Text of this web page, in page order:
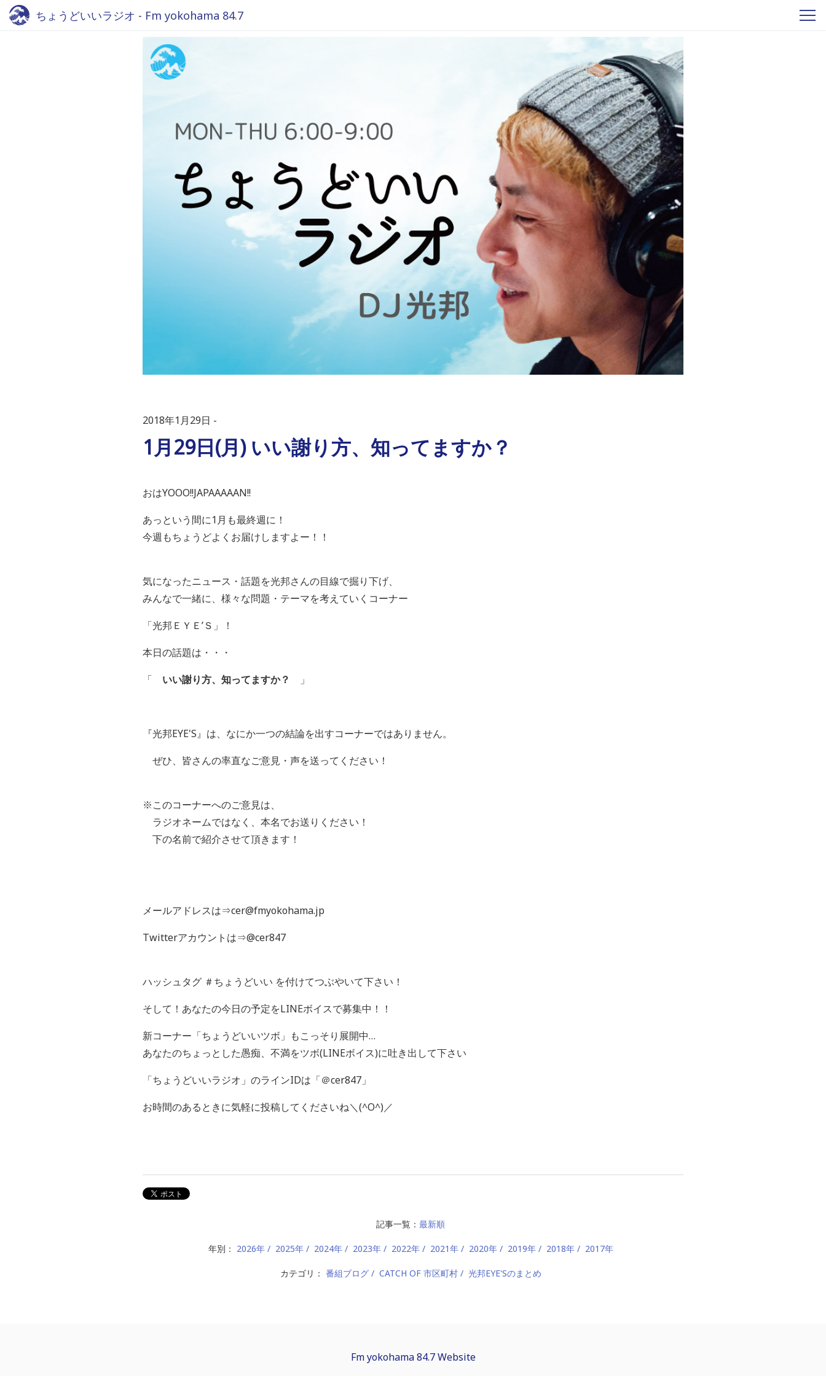
ちょうどいいラジオ - Fm yokohama 84.7
2018年1月29日
1月29日(月) いい謝り方、知ってますか？
おはYOOO!!JAPAAAAAN!!
あっという間に1月も最終週に！
今週もちょうどよくお届けしますよー！！
気になったニュース・話題を光邦さんの目線で掘り下げ、
みんなで一緒に、様々な問題・テーマを考えていくコーナー
「光邦ＥＹＥ’Ｓ」！
本日の話題は・・・
「 いい謝り方、知ってますか？ 」
『光邦EYE'S』は、なにか一つの結論を出すコーナーではありません。
ぜひ、皆さんの率直なご意見・声を送ってください！
※このコーナーへのご意見は、
ラジオネームではなく、本名でお送りください！
下の名前で紹介させて頂きます！
メールアドレスは⇒cer@fmyokohama.jp
Twitterアカウントは⇒@cer847
ハッシュタグ ＃ちょうどいい を付けてつぶやいて下さい！
そして！あなたの今日の予定をLINEボイスで募集中！！
新コーナー「ちょうどいいツボ」もこっそり展開中…
あなたのちょっとした愚痴、不満をツボ(LINEボイス)に吐き出して下さい
「ちょうどいいラジオ」のラインIDは「＠cer847」
お時間のあるときに気軽に投稿してくださいね＼(^O^)／
記事一覧： 最新順
年別： 2026年 2025年 2024年 2023年 2022年 2021年 2020年 2019年 2018年 2017年
カテゴリ： 番組ブログ CATCH OF 市区町村 光邦EYE'Sのまとめ
Fm yokohama 84.7 Website